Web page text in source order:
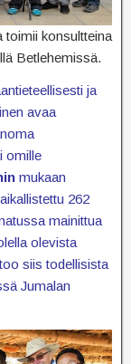
toimii konsultteina
Betlehemissä.
ja
avaa
omille
mukaan
262
mainittua
olevista
siis todellisista
Jumalan